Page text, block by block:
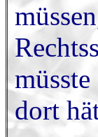
dort